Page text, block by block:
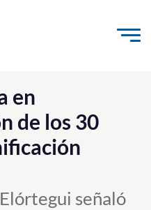
en
de los 30
señaló